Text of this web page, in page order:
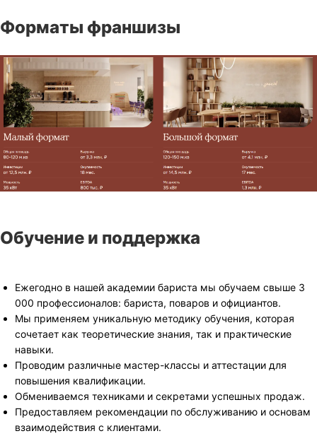
Форматы франшизы
Обучение и поддержка
Ежегодно в нашей академии бариста мы обучаем свыше 3
000 профессионалов: бариста, поваров и официантов.
Мы применяем уникальную методику обучения, которая
сочетает как теоретические знания, так и практические
навыки.
Проводим различные мастер-классы и аттестации для
повышения квалификации.
Обмениваемся техниками и секретами успешных продаж.
Предоставляем рекомендации по обслуживанию и основам
взаимодействия с клиентами.